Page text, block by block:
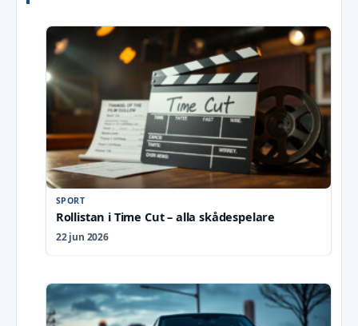
SPORT
Rollistan i Time Cut – alla skådespelare
22 jun 2026